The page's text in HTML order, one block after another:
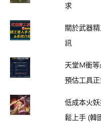
求
關於武器
訊
天堂M衝
預估工具正
低成本火
鬆上手 (韓